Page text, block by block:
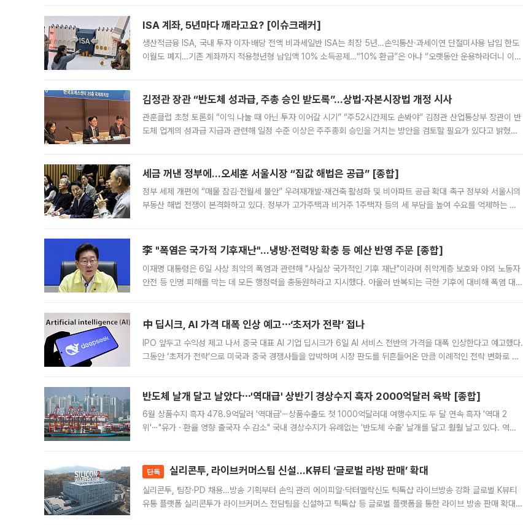
ISA 계좌, 5년마다 깨라고요? [이슈크래커]
생산적금융 ISA, 국내 투자 이자·배당 전액 비과세일반 ISA는 최장 5년…손익통산·과세이연 단절미사용 납입 한도
이월도 폐지…기존 계좌까지 적용청년형 납입액 10% 소득공제…“10% 환급”은 아냐 “오랫동안 운용하라더니 이제
김정관 장관 “반도체 성과급, 주총 승인 받도록”…상법·자본시장법 개정 시사
관훈클럽 초청 토론회 “이익 나눌 때 아닌 투자 이어갈 시기” “주52시간제도 손봐야” 김정관 산업통상부 장관이 반
도체 업계의 성과급 지급과 관련해 일정 수준 이상은 주주총회 승인을 거치는 방안을 검토할 필요가 있다고 밝혔다.
세금 꺼낸 정부에…오세훈 서울시장 “집값 해법은 공급” [종합]
정부 세제 개편에 “매물 잠김·전월세 불안” 우려재개발·재건축 활성화 및 비아파트 공급 확대 촉구 정부와 서울시의
부동산 해법 전쟁이 본격화하고 있다. 정부가 고가주택과 비거주 1주택자 등의 세 부담을 높여 수요를 억제하는 카
李 "폭염은 국가적 기후재난"…냉방·전력망 확충 등 예산 반영 주문 [종합]
이재명 대통령은 6일 사상 최악의 폭염과 관련해 "사실상 국가적인 기후 재난"이라며 취약계층 보호와 야외 노동자
안전 등 인명 피해를 막는 데 모든 행정력을 총동원하라고 지시했다. 아울러 반복되는 극한 기후에 대비해 폭염 대응
中 딥시크, AI 가격 대폭 인상 예고⋯‘초저가 전략’ 접나
IPO 앞두고 수익성 제고 나서 중국 대표 AI 기업 딥시크가 6일 AI 서비스 전반의 가격을 대폭 인상한다고 예고했다.
그동안 ‘초저가 전략’으로 미국과 중국 경쟁사들을 압박하며 시장 판도를 뒤흔들어온 만큼 이례적인 전략 변화로 평
반도체 날개 달고 날았다⋯'역대급' 상반기 경상수지 흑자 2000억달러 육박 [종합]
6월 상품수지 흑자 478.9억달러 '역대급'⋯상품수출도 첫 1000억달러대 여행수지도 두 달 연속 흑자 '역대 2
위'⋯"유가ㆍ환율 영향 출국자 수 감소" 국내 경상수지가 유례없는 '반도체 수출' 날개를 달고 훨훨 날고 있다. 역대
단독 실리콘투, 라이브커머스팀 신설…K뷰티 ‘글로벌 라방 판매’ 확대
실리콘투, 팀장·PD 채용…방송 기획부터 손익 관리 에이피알·닥터멜락신도 틱톡샵 라이브방송 강화 글로벌 K뷰티
유통 플랫폼 실리콘투가 라이브커머스 전담팀을 신설하고 틱톡샵 등 글로벌 플랫폼을 통한 라이브 방송 판매 확대에